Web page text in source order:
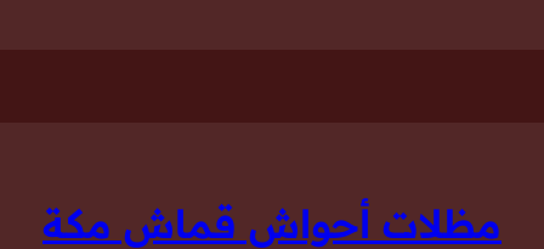
مظلات أحواش قماش مكة